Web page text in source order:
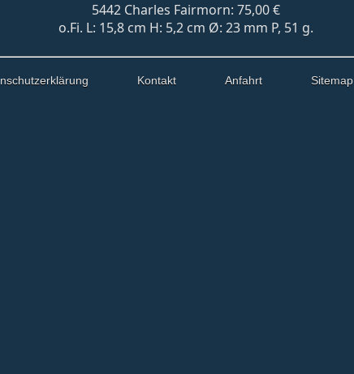
5442 Charles Fairmorn: 75,00 €
o.Fi. L: 15,8 cm H: 5,2 cm Ø: 23 mm P, 51 g.
Kontakt Anfahrt Sitemap